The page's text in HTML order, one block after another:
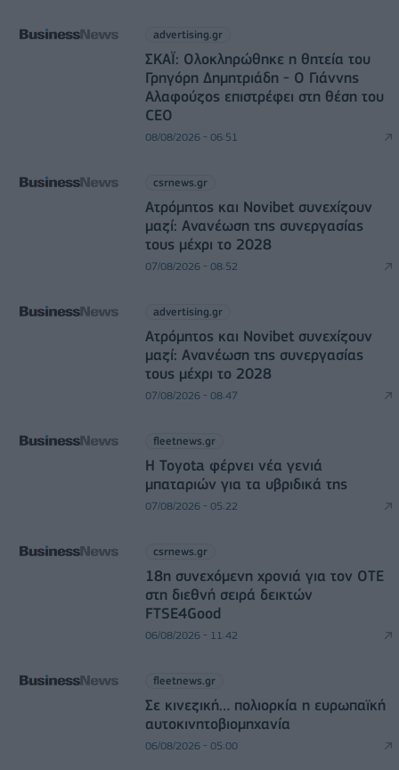
advertising.gr
ΣΚΑΪ: Ολοκληρώθηκε η θητεία του
Γρηγόρη Δημητριάδη - Ο Γιάννης
Αλαφούζος επιστρέφει στη θέση του
CEO
08/08/2026 - 06:51
csrnews.gr
Ατρόμητος και Novibet συνεχίζουν
μαζί: Ανανέωση της συνεργασίας
τους μέχρι το 2028
07/08/2026 - 08:52
advertising.gr
Ατρόμητος και Novibet συνεχίζουν
μαζί: Ανανέωση της συνεργασίας
τους μέχρι το 2028
07/08/2026 - 08:47
fleetnews.gr
Η Toyota φέρνει νέα γενιά
μπαταριών για τα υβριδικά της
07/08/2026 - 05:22
csrnews.gr
18η συνεχόμενη χρονιά για τον ΟΤΕ
στη διεθνή σειρά δεικτών
FTSE4Good
06/08/2026 - 11:42
fleetnews.gr
Σε κινεζική… πολιορκία η ευρωπαϊκή
αυτοκινητοβιομηχανία
06/08/2026 - 05:00